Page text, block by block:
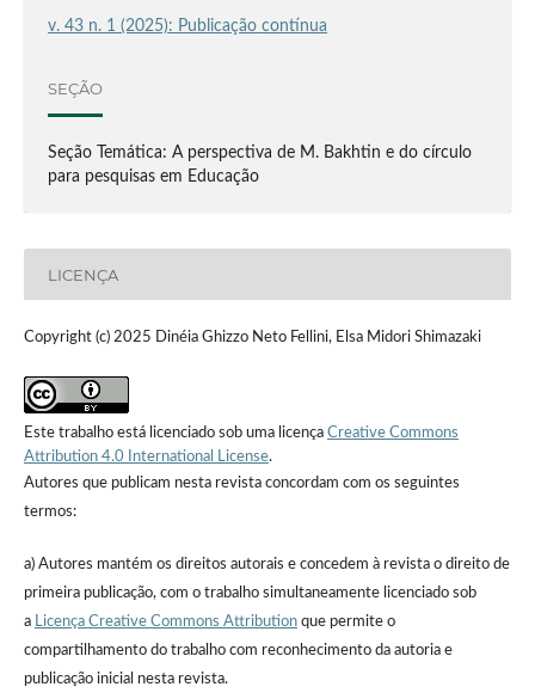
v. 43 n. 1 (2025): Publicação contínua
SEÇÃO
Seção Temática: A perspectiva de M. Bakhtin e do círculo
para pesquisas em Educação
LICENÇA
Copyright (c) 2025 Dinéia Ghizzo Neto Fellini, Elsa Midori Shimazaki
Este trabalho está licenciado sob uma licença Creative Commons
Attribution 4.0 International License.
Autores que publicam nesta revista concordam com os seguintes
termos:
a) Autores mantém os direitos autorais e concedem à revista o direito de
primeira publicação, com o trabalho simultaneamente licenciado sob
a Licença Creative Commons Attributionque permite o
compartilhamento do trabalho com reconhecimento da autoria e
publicação inicial nesta revista.